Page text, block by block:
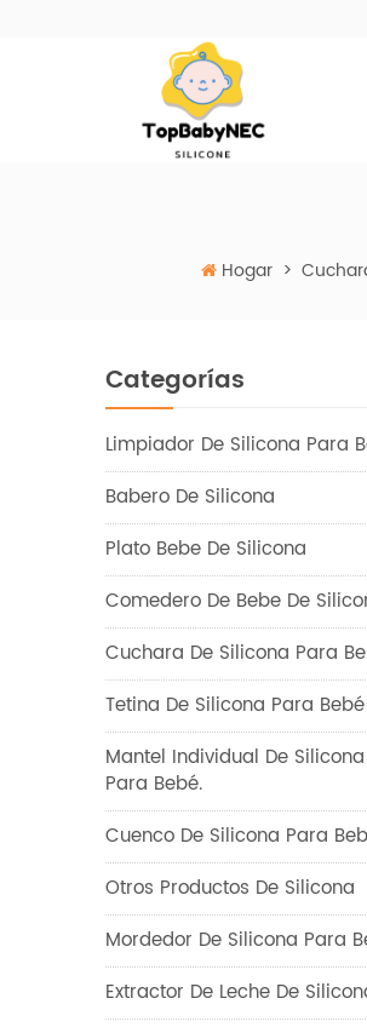
Hogar >
Categorías
Limpiador De Silicona Para
Babero De Silicona
Plato Bebe De Silicona
Comedero De Bebe De
Cuchara De Silicona Para
Tetina De Silicona Para Bebé
Mantel Individual De Silicona
Para Bebé.
Cuenco De Silicona Para
Otros Productos De Silicona
Mordedor De Silicona Para
Extractor De Leche De